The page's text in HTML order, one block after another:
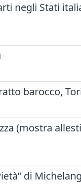
negli Stati
barocco,
(mostra
di